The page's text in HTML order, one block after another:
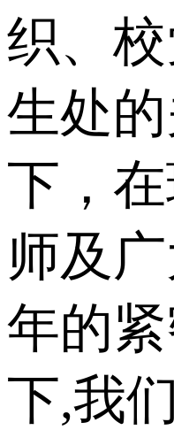
织、
生处
下，
师及
年的
下,我